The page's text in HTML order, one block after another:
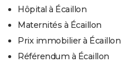
Hôpital à Écaillon
Maternités à Écaillon
Prix immobilier à Écaillon
Référendum à Écaillon